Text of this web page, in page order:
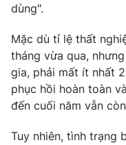
Cơ quan chủ quản:
Giấy phép hoạt động
cấp ngày 29/12/2023
Tổng Biên tập: Vũ
Phó Tổng Biên tập:
Nguyễn Trọng Ninh
Tổng đài VTV:024.38
dùng".
Mặc dù tỉ lệ thất
tháng vừa qua,
gia, phải mất ít nhất
phục hồi hoàn toàn
đến cuối năm vẫn
Tuy nhiên, tình trạng